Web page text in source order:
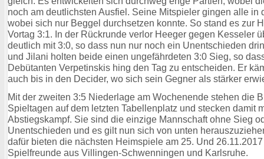
noch am deutlichsten Ausfiel. Seine Mitspieler gingen alle in
wobei sich nur Beggel durchsetzen konnte. So stand es zur
Vortag 3:1. In der Rückrunde verlor Heeger gegen Kesseler
deutlich mit 3:0, so dass nun nur noch ein Unentschieden
und Jilani holten beide einen ungefährdeten 3:0 Sieg, so
Debütanten Verpetinskis hing den Tag zu entscheiden. Er
auch bis in den Decider, wo sich sein Gegner als stärker
Mit der zweiten 3:5 Niederlage am Wochenende stehen die
Spieltagen auf dem letzten Tabellenplatz und stecken damit
Abstiegskampf. Sie sind die einzige Mannschaft ohne Sieg
Unentschieden und es gilt nun sich von unten
dafür bieten die nächsten Heimspiele am 25. Und
Spielfreunde aus Villingen-Schwenningen und Karlsruhe.